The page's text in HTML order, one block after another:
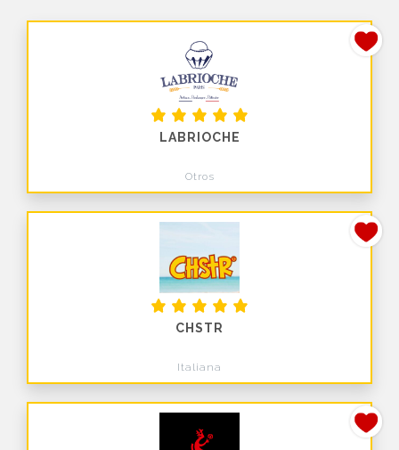
LABRIOCHE
Otros
CHSTR
Italiana